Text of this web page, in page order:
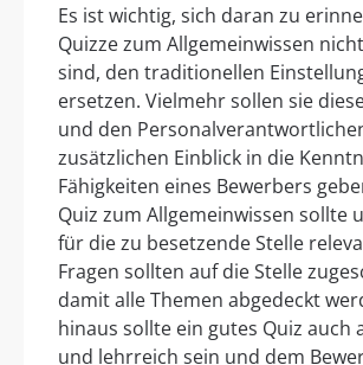
Es ist wichtig, sich daran zu
Quizze zum Allgemeinwissen
sind, den traditionellen
ersetzen. Vielmehr sollen sie
und den
zusätzlichen Einblick in die
Fähigkeiten eines Bewerbers
Quiz zum Allgemeinwissen sollte
für die zu besetzende Stelle
Fragen sollten auf die Stelle
damit alle Themen abgedeckt
hinaus sollte ein gutes Quiz auch
und lehrreich sein und dem